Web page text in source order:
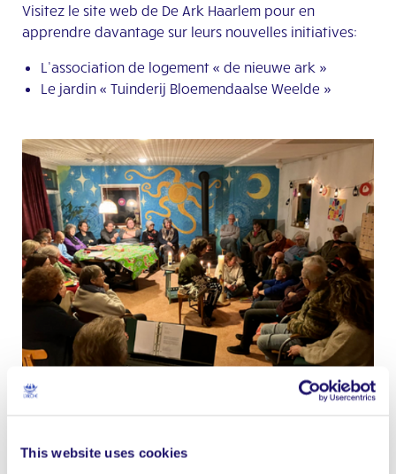
This website uses cookies
Visitez le site web de De Ark Haarlem pour en
apprendre davantage sur leurs nouvelles initiatives:
L’association de logement « de nieuwe ark »
Le jardin « Tuinderij Bloemendaalse Weelde »